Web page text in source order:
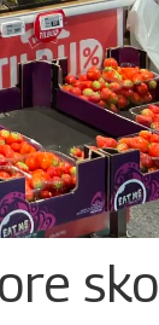
sko